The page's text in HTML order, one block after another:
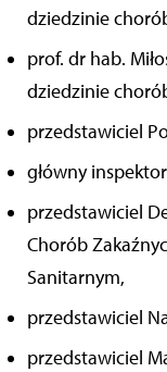
dziedzinie
prof. dr hab.
dziedzinie
przedstawiciel
główny
przedstawiciel
Chorób
Sanitarnym,
przedstawiciel
przedstawiciel